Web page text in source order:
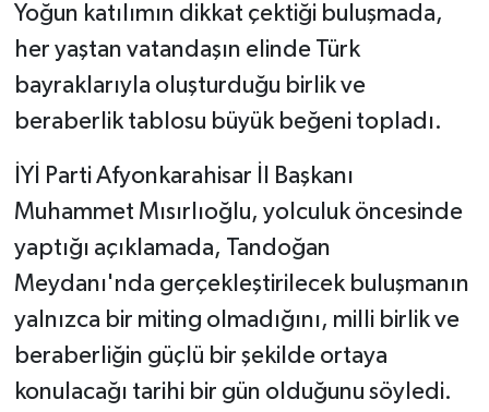
Yoğun katılımın dikkat çektiği buluşmada,
her yaştan vatandaşın elinde Türk
bayraklarıyla oluşturduğu birlik ve
beraberlik tablosu büyük beğeni topladı.
İYİ Parti Afyonkarahisar İl Başkanı
Muhammet Mısırlıoğlu, yolculuk öncesinde
yaptığı açıklamada, Tandoğan
Meydanı'nda gerçekleştirilecek buluşmanın
yalnızca bir miting olmadığını, milli birlik ve
beraberliğin güçlü bir şekilde ortaya
konulacağı tarihi bir gün olduğunu söyledi.